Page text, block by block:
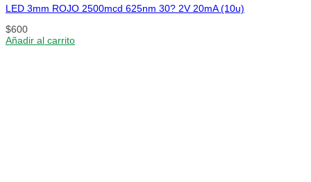
LED 3mm ROJO 2500mcd 625nm 30? 2V 20mA (10u)
$600
Añadir al carrito